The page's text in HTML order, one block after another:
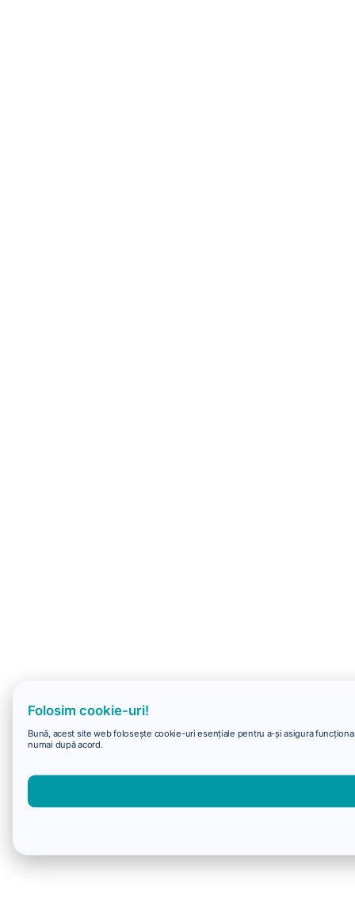
Folosim cookie-uri!
Bună, acest site web folosește cookie-uri esențiale pentru a-și asigura
numai după acord.